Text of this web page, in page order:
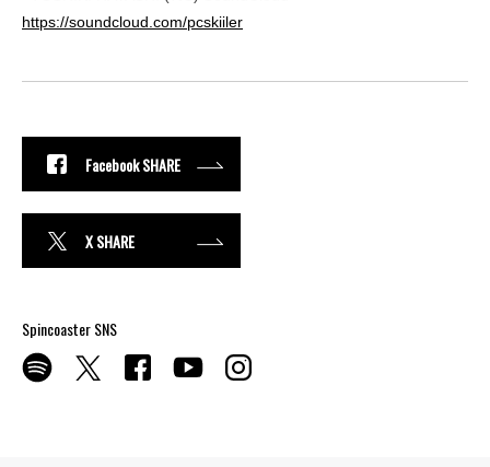
https://soundcloud.com/pcskiiler
Facebook SHARE
X SHARE
Spincoaster SNS